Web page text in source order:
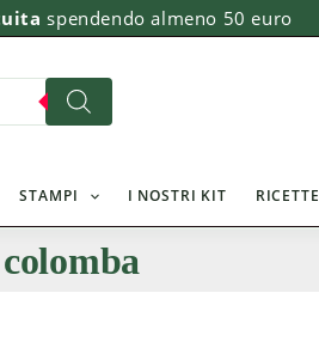
spendendo almeno 50 euro
STAMPI I NOSTRI KIT RICETTE
colomba